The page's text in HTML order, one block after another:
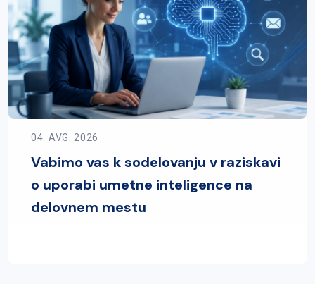
04. AVG. 2026
Vabimo vas k sodelovanju v raziskavi
o uporabi umetne inteligence na
delovnem mestu